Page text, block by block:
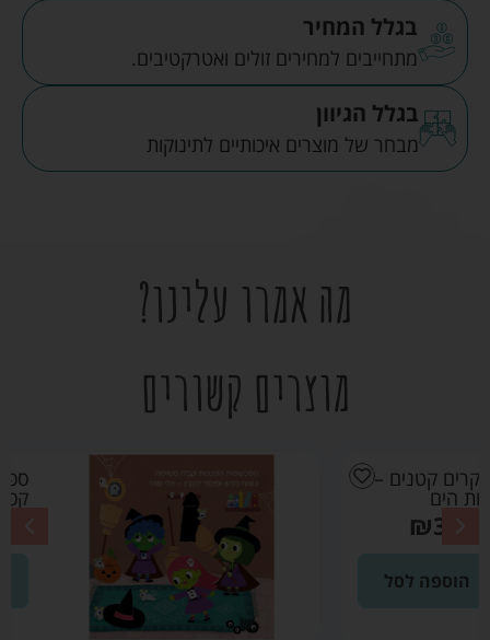
בגלל המחיר
מתחייבים למחירים זולים ואטרקטיבים.
בגלל הגיוון
מבחר של מוצרים איכותיים לתינוקות
מה אמרו עלינו?
מוצרים קשורים
ספר ילדים יצורים
קסומים: מכשפה
39.90
הוספה לסל